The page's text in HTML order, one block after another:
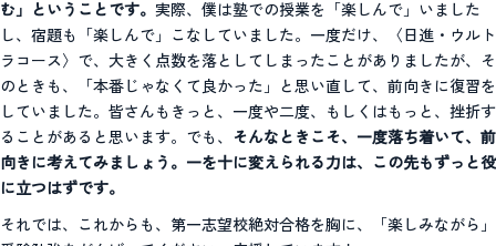
む」ということです。 実際、僕は塾での授業を「楽しんで」いました
し、宿題も「楽しんで」こなしていました。一度だけ、〈日進・ウルト
ラコース〉で、大きく点数を落としてしまったことがありましたが、そ
のときも、「本番じゃなくて良かった」と思い直して、前向きに復習を
していました。皆さんもきっと、一度や二度、もしくはもっと、挫折す
ることがあると思います。でも、 そんなときこそ、一度落ち着いて、前
向きに考えてみましょう。一を十に変えられる力は、この先もずっと役
に立つはずです。
それでは、これからも、第一志望校絶対合格を胸に、「楽しみながら」